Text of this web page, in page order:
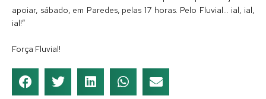
apoiar, sábado, em Paredes, pelas 17 horas. Pelo Fluvial… ial, ial,
ial!”
Força Fluvial!